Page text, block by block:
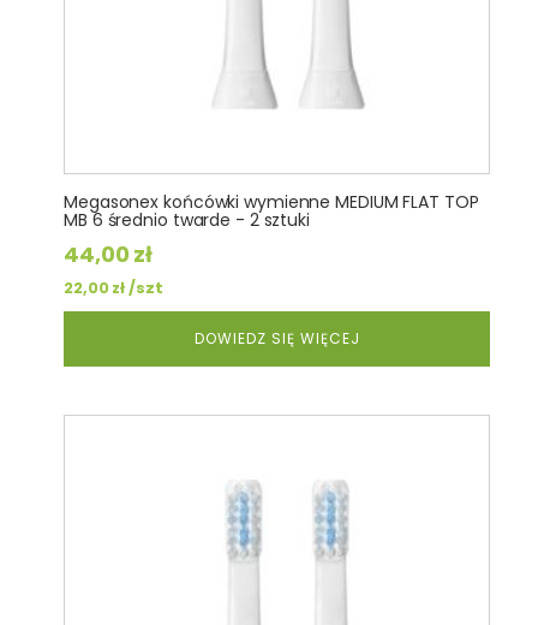
Megasonex końcówki wymienne MEDIUM FLAT TOP
MB 6 średnio twarde - 2 sztuki
44,00 zł
22,00zł/szt
DOWIEDZ SIĘ WIĘCEJ